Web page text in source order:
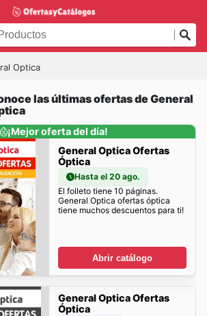
Optica
las últimas ofertas de General
¡Mejor oferta del día!
General Optica Ofertas
Óptica
Hasta el 20 ago.
El folleto tiene 10 páginas.
General Optica ofertas óptica
tiene muchos descuentos para ti!
Abrir catálogo
General Optica Ofertas
Óptica